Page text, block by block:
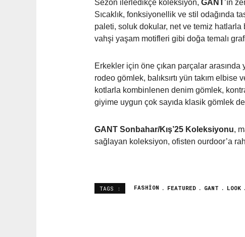
Sezon ilerledikçe koleksiyon, GANT’ın
Sıcaklık, fonksiyonellik ve stil odağında
paleti, soluk dokular, net ve temiz
vahşi yaşam motifleri gibi doğa temalı
Erkekler için öne çıkan parçalar
rodeo gömlek, balıksırtı yün takım elbise
kotlarla kombinlenen denim gömlek,
giyime uygun çok sayıda klasik gömlek
GANT Sonbahar/Kış’25 Koleksiyonu,
sağlayan koleksiyon, ofisten ourdoor’a
TAGS : FASHION FEATURED GANT LOOK